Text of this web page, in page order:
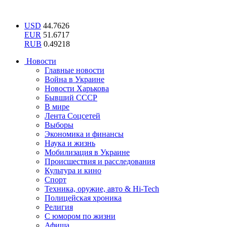
USD 44.7626
EUR 51.6717
RUB 0.49218
Новости
Главные новости
Война в Украине
Новости Харькова
Бывший СССР
В мире
Лента Соцсетей
Выборы
Экономика и финансы
Наука и жизнь
Мобилизация в Украине
Происшествия и расследования
Культура и кино
Спорт
Техника, оружие, авто & Hi-Tech
Полицейская хроника
Религия
С юмором по жизни
Афиша